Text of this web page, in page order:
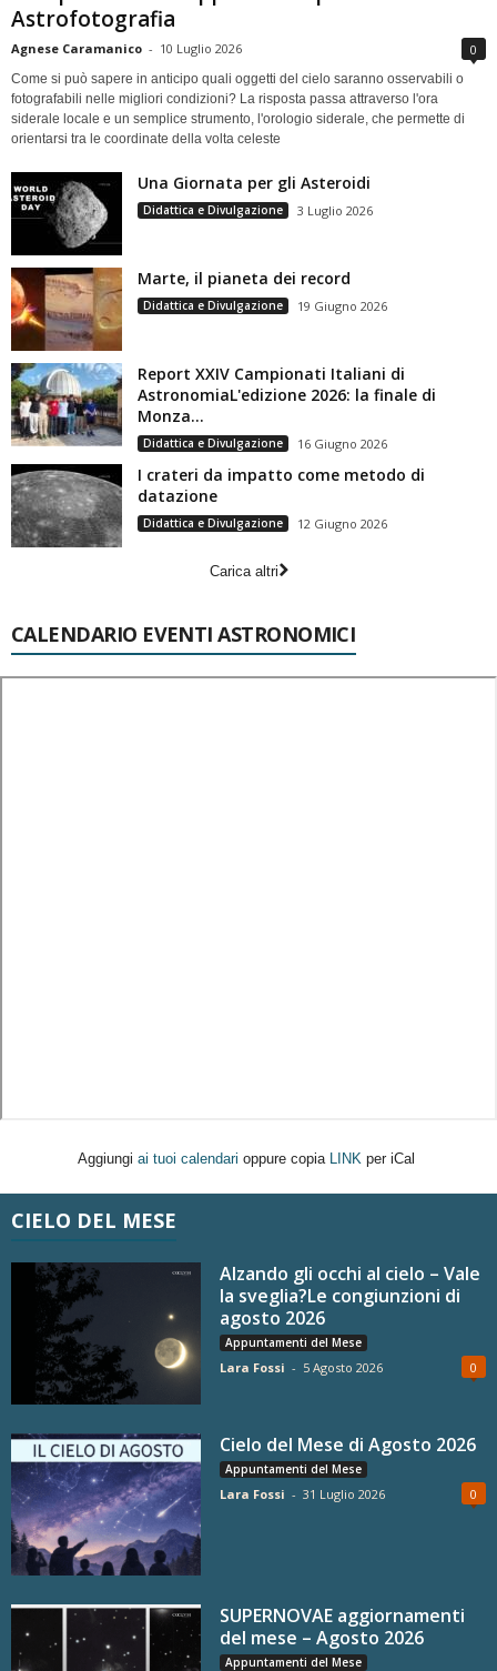
Astrofotografia
Agnese Caramanico - 10 Luglio 2026 0
Come si può sapere in anticipo quali oggetti del cielo saranno osservabili o
fotografabili nelle migliori condizioni? La risposta passa attraverso l'ora
siderale locale e un semplice strumento, l'orologio siderale, che permette di
orientarsi tra le coordinate della volta celeste
Una Giornata per gli Asteroidi
Didattica e Divulgazione 3 Luglio 2026
Marte, il pianeta dei record
Didattica e Divulgazione 19 Giugno 2026
Report XXIV Campionati Italiani di
AstronomiaL'edizione 2026: la finale di
Monza...
Didattica e Divulgazione 16 Giugno 2026
I crateri da impatto come metodo di
datazione
Didattica e Divulgazione 12 Giugno 2026
Carica altri
CALENDARIO EVENTI ASTRONOMICI
Aggiungi ai tuoi calendari oppure copia LINK per iCal
CIELO DEL MESE
Alzando gli occhi al cielo – Vale
la sveglia?Le congiunzioni di
agosto 2026
Appuntamenti del Mese
Lara Fossi - 5 Agosto 2026 0
Cielo del Mese di Agosto 2026
Appuntamenti del Mese
Lara Fossi - 31 Luglio 2026 0
SUPERNOVAE aggiornamenti
del mese – Agosto 2026
Appuntamenti del Mese